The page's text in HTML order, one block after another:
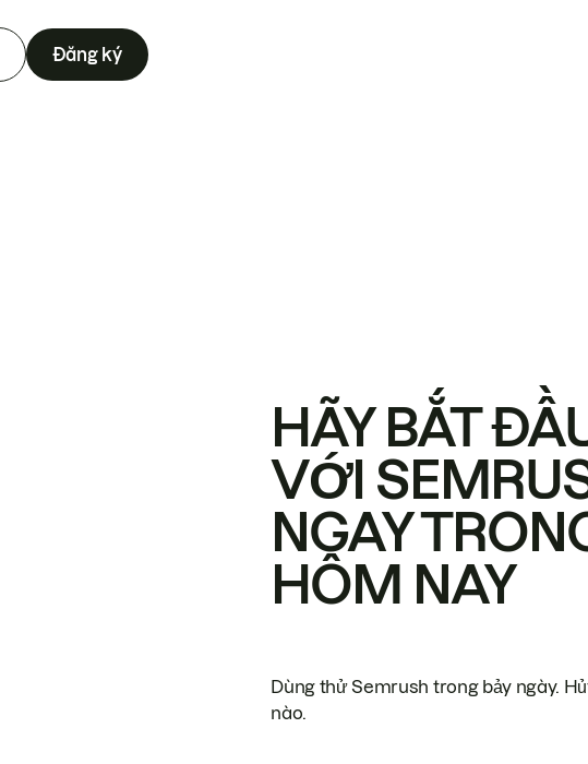
Đăng ký
HÃY BẮT
VỚI
NGAY
HÔM NAY
Dùng thử Semrush trong bảy ngày.
nào.